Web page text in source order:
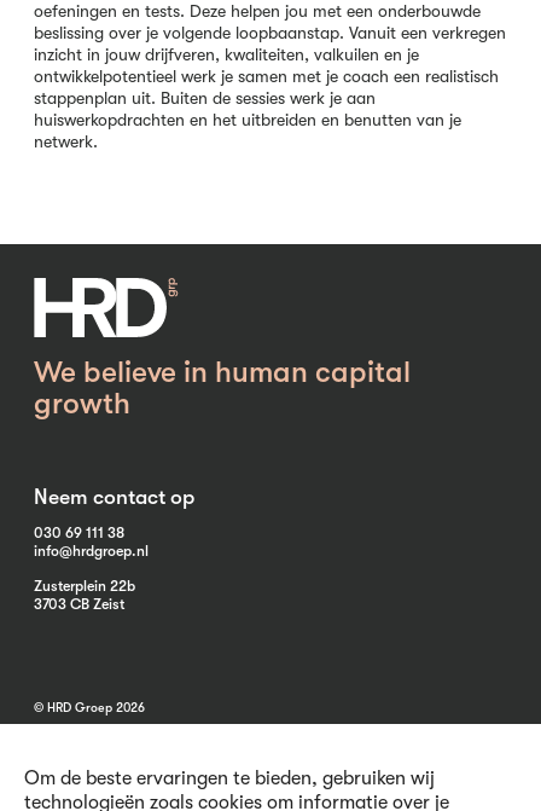
Om de beste ervaringen te bieden, gebruiken wij
technologieën zoals cookies om informatie over je
oefeningen en tests. Deze helpen jou met een onderbouwde
beslissing over je volgende loopbaanstap. Vanuit een verkregen
inzicht in jouw drijfveren, kwaliteiten, valkuilen en je
ontwikkelpotentieel werk je samen met je coach een realistisch
stappenplan uit. Buiten de sessies werk je aan
huiswerkopdrachten en het uitbreiden en benutten van je
netwerk.
We believe in human capital
growth
Neem contact op
030 69 111 38
info@hrdgroep.nl
Zusterplein 22b
3703 CB Zeist
© HRD Groep 2026